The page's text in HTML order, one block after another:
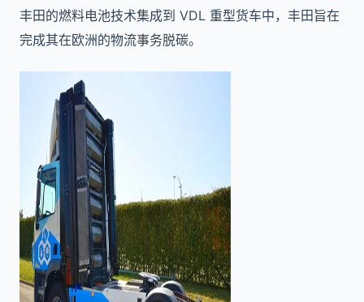
丰田的燃料电池技术集成到 VDL 重型货车中，丰田旨在
完成其在欧洲的物流事务脱碳。